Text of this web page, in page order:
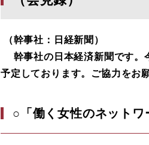
（幹事社：日経新聞）
幹事社の日本経済新聞です。
予定しております。ご協力をお
○「働く女性のネット